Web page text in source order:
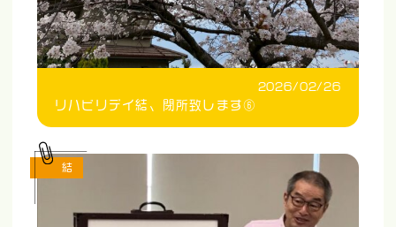
2026/02/26
リハビリデイ結、閉所致します⑥
結